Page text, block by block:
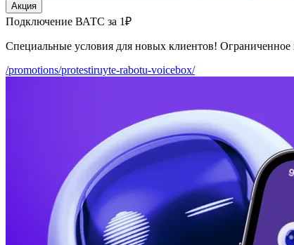
Акция
Подключение ВАТС за 1₽
Специальные условия для новых клиентов! Ограниченное
/promotions/protestiruyte-rabotu-voicebox/